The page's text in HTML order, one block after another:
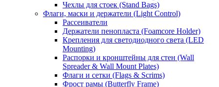
Чехлы для стоек (Stand Bags)
Флаги, маски и держатели (Light Control)
Рассеиватели
Держатели пенопласта (Foamcore Holder)
Крепления для светодиодного света (LED
Mounting)
Распорки и кронштейны для стен (Wall
Spreader & Wall Mount Plates)
Флаги и сетки (Flags & Scrims)
Фрост рамы (Butterfly Frame)